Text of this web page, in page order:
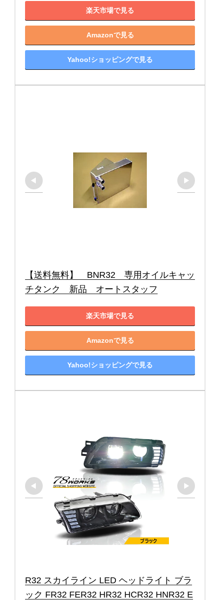
楽天市場で見る
Amazonで見る
Yahoo!ショッピングで見る
【送料無料】　BNR32　専用オイルキャッ
チタンク　新品　オートスタッフ
楽天市場で見る
Amazonで見る
Yahoo!ショッピングで見る
R32 スカイライン LED ヘッドライト ブラ
ック FR32 FER32 HR32 HCR32 HNR32 E